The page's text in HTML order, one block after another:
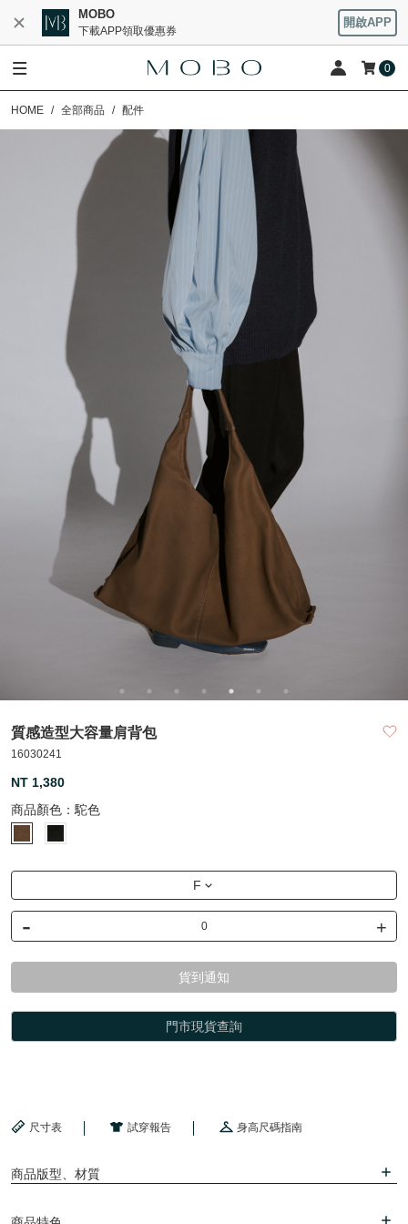
MOBO
下載APP領取優惠券
開啟APP
0
HOME 全部商品 配件
質感造型大容量肩背包
16030241
NT 1,380
商品顏色： 駝色
F
- +
貨到通知
門市現貨查詢
尺寸表 試穿報告 身高尺碼指南
商品版型、材質